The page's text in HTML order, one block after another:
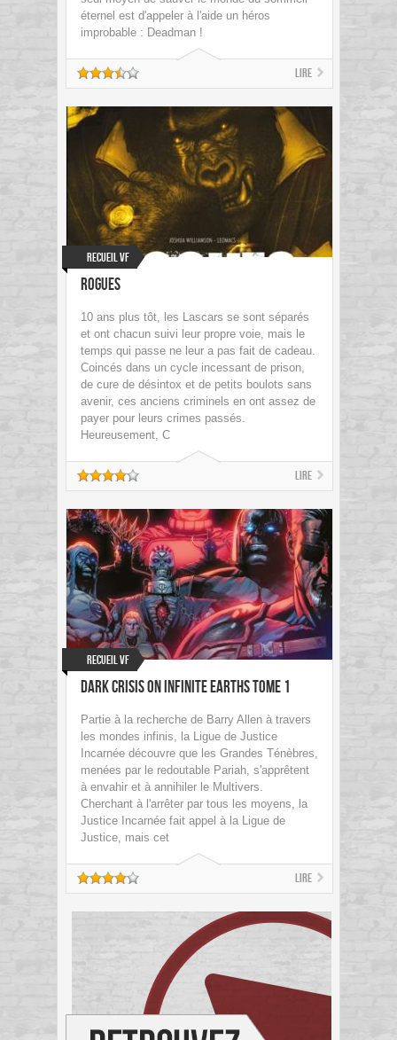
éternel est d'appeler à l'aide un héros
improbable : Deadman !
Lire
Recueil VF
Rogues
10 ans plus tôt, les Lascars se sont séparés
et ont chacun suivi leur propre voie, mais le
temps qui passe ne leur a pas fait de cadeau.
Coincés dans un cycle incessant de prison,
de cure de désintox et de petits boulots sans
avenir, ces anciens criminels en ont assez de
payer pour leurs crimes passés.
Heureusement, C
Lire
Recueil VF
Dark Crisis on Infinite Earths tome 1
Partie à la recherche de Barry Allen à travers
les mondes infinis, la Ligue de Justice
Incarnée découvre que les Grandes Ténèbres,
menées par le redoutable Pariah, s'apprêtent
à envahir et à annihiler le Multivers.
Cherchant à l'arrêter par tous les moyens, la
Justice Incarnée fait appel à la Ligue de
Justice, mais cet
Lire